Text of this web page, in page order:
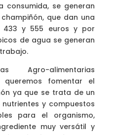
consumida, se generan
que dan una
433 y 555 euros y por
de agua se generan
Agro-alimentarias
fomentar el
ya que se trata de un
y compuestos
para el organismo,
muy versátil y